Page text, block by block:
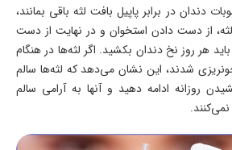
دندان در برابر پاپیل بافت لثه باقی بمانند،
لثه، از دست دادن استخوان و در نهایت از دست
هر روز نخ دندان بکشید. اگر لثه‌ها در هنگام
شدند، این نشان می‌دهد که لثه‌ها سالم
روزانه ادامه دهید و آنها به آرامی سالم